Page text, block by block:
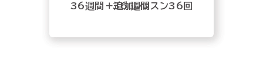
36 週間
36週間＋追加レッスン36回